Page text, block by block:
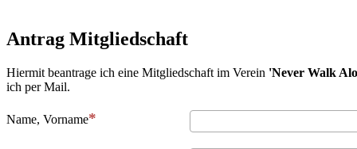
Antrag Mitgliedschaft
Hiermit beantrage ich eine Mitgliedschaft im Verein 'Never Walk
ich per Mail.
Name, Vorname